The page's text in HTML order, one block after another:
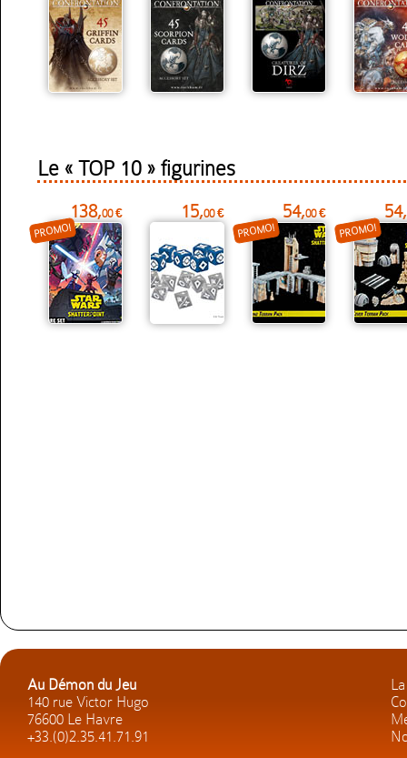
Le « TOP 10 » figurines
PROMO!
138,00 € 15,00 €
PROMO!
54,00 €
PROMO!
54,
Au Démon du Jeu
140 rue Victor Hugo
76600 Le Havre
+33.(0)2.35.41.71.91